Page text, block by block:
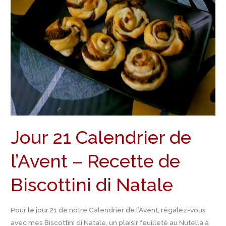
Jour 21 Calendrier de
l’Avent – Recette de
Biscottini di Natale
Pour le jour 21 de notre Calendrier de l’Avent, régalez-vous
avec mes Biscottini di Natale, un plaisir feuilleté au Nutella à
l’Avent
–
Recette
de
Biscottini
Natale